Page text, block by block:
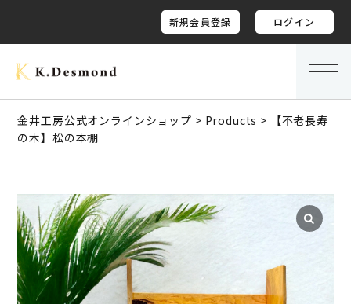
新規会員登録 ログイン
金井工房公式オンラインショップ > Products >
【不老長寿
の木】松の本棚